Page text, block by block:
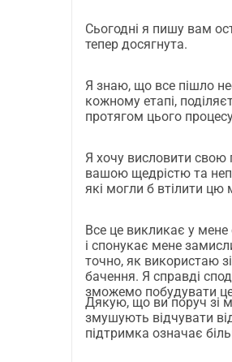
Ось де я знайшла
Я відчуваю, що на
скоро буде і мій день
які народжують,
І тільки що мені
надзвичайному курсі
Цей курс відбудеться в
традиційної
дуже радію, що там у
дорогі серцю.
Моя мрія створити
вразливий,
Сьогодні я пишу вам
тепер досягнута.
Я знаю, що все пішло
кожному етапі,
протягом цього
Я хочу висловити свою
вашою щедрістю та
які могли б втілити
Все це викликає у мене
і спонукає мене
точно, як використаю
бачення. Я справді
зможемо побудувати
Дякую, що ви поруч зі
змушують відчувати
підтримка означає